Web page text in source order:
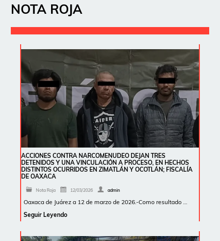
NOTA ROJA
ACCIONES CONTRA NARCOMENUDEO DEJAN TRES
DETENIDOS Y UNA VINCULACIÓN A PROCESO, EN HECHOS
DISTINTOS OCURRIDOS EN ZIMATLÁN Y OCOTLÁN; FISCALÍA
DE OAXACA
Nota Roja 12/03/2026 admin
Oaxaca de Juárez a 12 de marzo de 2026.-Como resultado …
Seguir Leyendo